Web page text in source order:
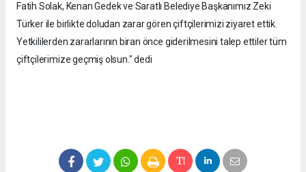
Fatih Solak, Kenan Gedek ve Saratlı Belediye Başkanımız Zeki
Türker ile birlikte doludan zarar gören çiftçilerimizi ziyaret ettik.
Yetkililerden zararlarının biran önce giderilmesini talep ettiler tüm
çiftçilerimize geçmiş olsun." dedi